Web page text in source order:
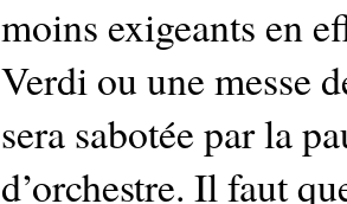
moins exigeants en
Verdi ou une messe
sera sabotée par la
d’orchestre. Il faut